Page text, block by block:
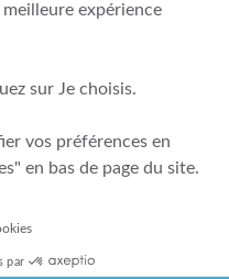
expérience
sur Je choisis.
vos préférences en
en bas de page du site.
par